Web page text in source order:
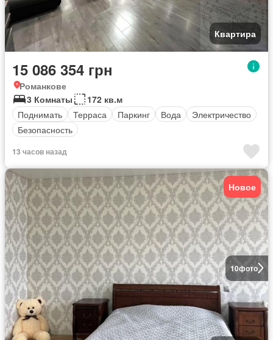
Квартира
15 086 354 грн
Романкове
3 Комнаты
172 кв.м
Поднимать
Терраса Паркинг Вода
Электричество
Безопасность
13 часов назад
10фото
Новое